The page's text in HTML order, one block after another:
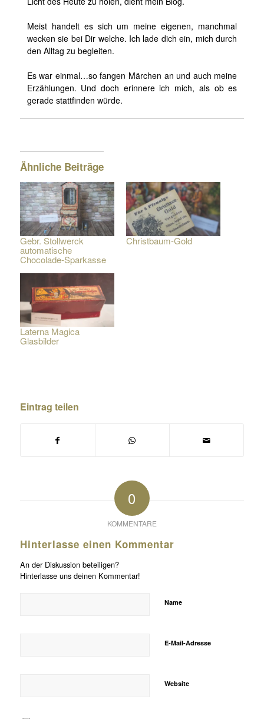
Meist handelt es sich um meine eigenen, manchmal
wecken sie bei Dir welche. Ich lade dich ein, mich durch
den Alltag zu begleiten.
Es war einmal…so fangen Märchen an und auch meine
Erzählungen. Und doch erinnere ich mich, als ob es
gerade stattfinden würde.
Ähnliche Beiträge
Gebr. Stollwerck
automatische
Chocolade-Sparkasse
Christbaum-Gold
Laterna Magica
Glasbilder
Eintrag teilen
0
KOMMENTARE
Hinterlasse einen Kommentar
An der Diskussion beteiligen?
Hinterlasse uns deinen Kommentar!
Name
E-Mail-Adresse
Website